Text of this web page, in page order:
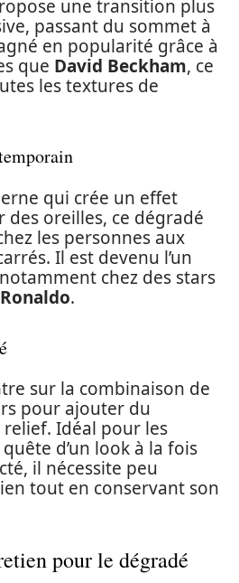
une transition plus
passant du sommet à
en popularité grâce à
que David Beckham, ce
les textures de
qui crée un effet
des oreilles, ce dégradé
les personnes aux
Il est devenu l’un
chez des stars
.
sur la combinaison de
pour ajouter du
Idéal pour les
d’un look à la fois
il nécessite peu
tout en conservant son
pour le dégradé